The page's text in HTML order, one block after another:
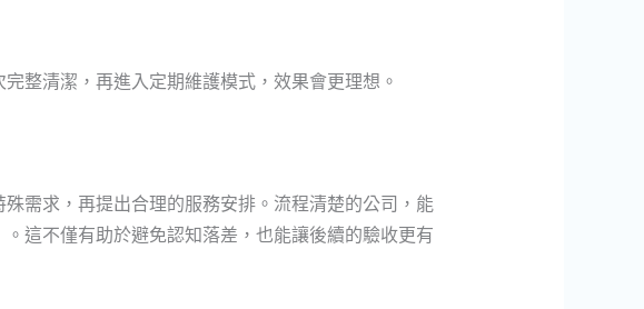
整清潔，再進入定期維護模式，效果會更理想。
需求，再提出合理的服務安排。流程清楚的公司，能
這不僅有助於避免認知落差，也能讓後續的驗收更有